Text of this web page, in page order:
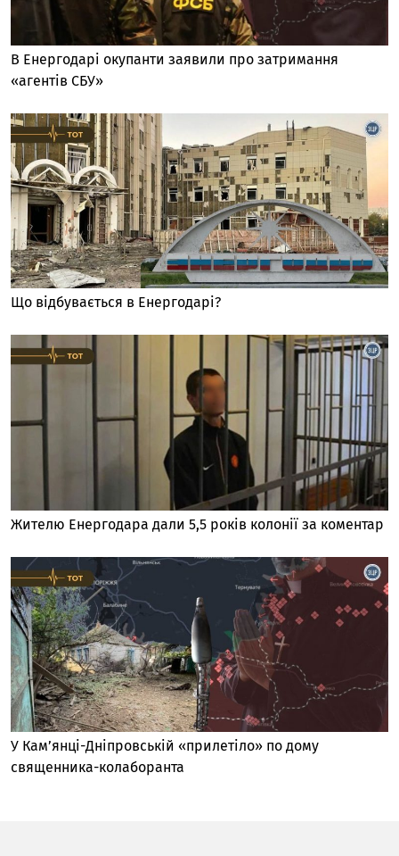
В Енергодарі окупанти заявили про затримання
«агентів СБУ»
Що відбувається в Енергодарі?
Жителю Енергодара дали 5,5 років колонії за коментар
У Кам’янці-Дніпровській «прилетіло» по дому
священника-колаборанта